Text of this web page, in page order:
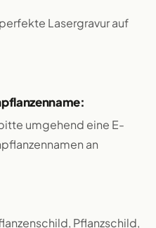
Lasergravur auf
umgehend eine E-
an
Pflanzschild,